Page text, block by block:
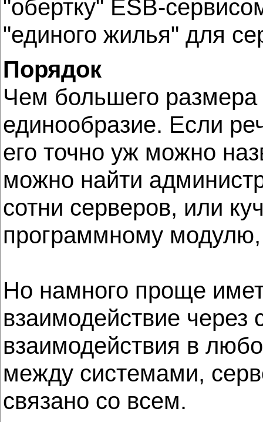
"обертку" ESB-
"единого жилья" для
Порядок
Чем большего
единообразие. Если
его точно уж можно
можно найти
сотни серверов, или
программному модулю,
Но намного проще
взаимодействие через
взаимодействия в
между системами,
связано со всем.